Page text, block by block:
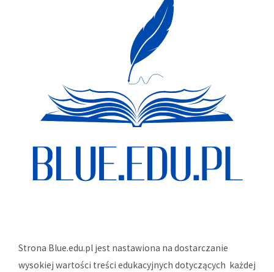
Strona Blue.edu.pl jest nastawiona na dostarczanie
wysokiej wartości treści edukacyjnych dotyczących każdej